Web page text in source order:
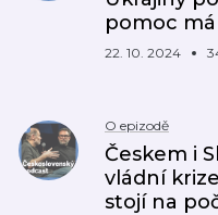
pomoc má
22. 10. 2024
O epizodě
Českem i
vládní
stojí na